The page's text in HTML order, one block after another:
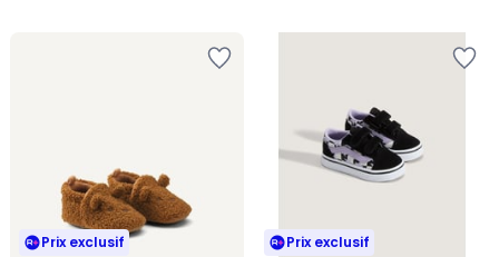
Prix exclusif Prix exclusif